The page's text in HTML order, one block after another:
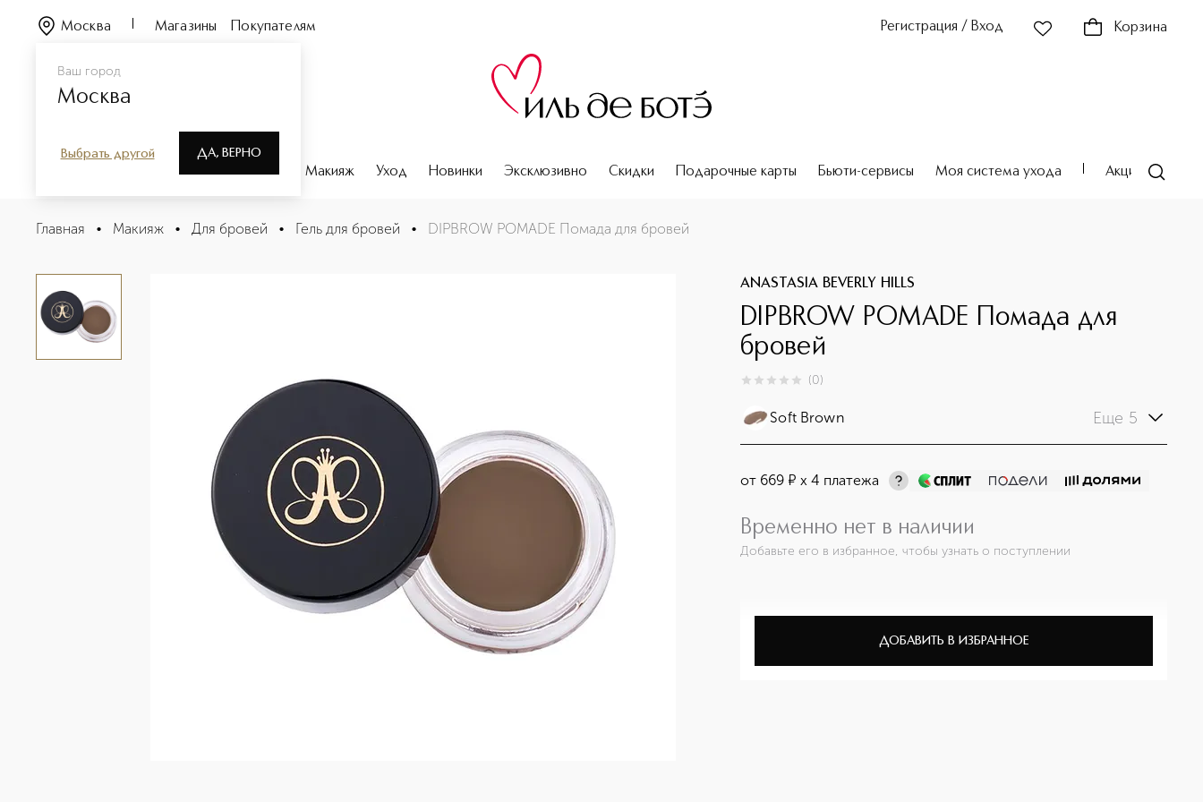
Ваш город
Москва
Выбрать другой ДА, ВЕРНО
Москва Магазины Покупателям Регистрация / Вход Корзина
Парфюмерия Макияж Уход Новинки Эксклюзивно Скидки Подарочные карты Бьюти-сервисы Моя система ухода Акции
DIPBROW POMADE Помада для бровей
Главная • Макияж • Для бровей • Гель для бровей • DIPBROW POMADE Помада для бровей
ANASTASIA BEVERLY HILLS
DIPBROW POMADE Помада для
бровей
0из 0 (0)
Soft Brown Еще 5
от 669 ¤ х 4 платежа
Временно нет в наличии
Добавьте его в избранное, чтобы узнать о поступлении
ДОБАВИТЬ В ИЗБРАННОЕ